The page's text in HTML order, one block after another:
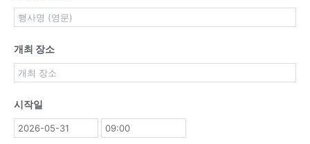
개최 장소
시작일